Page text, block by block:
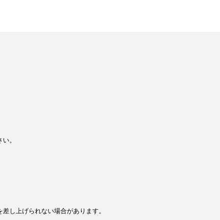
。
し上げられない場合があります。